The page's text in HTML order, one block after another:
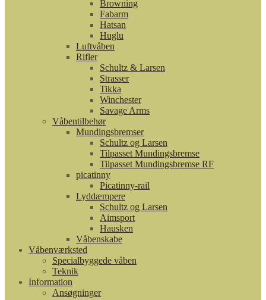
Browning
Fabarm
Hatsan
Huglu
Luftvåben
Rifler
Schultz & Larsen
Strasser
Tikka
Winchester
Savage Arms
Våbentilbehør
Mundingsbremser
Schultz og Larsen
Tilpasset Mundingsbremse
Tilpasset Mundingsbremse RF
picatinny
Picatinny-rail
Lyddæmpere
Schultz og Larsen
Aimsport
Hausken
Våbenskabe
Våbenværksted
Specialbyggede våben
Teknik
Information
Ansøgninger